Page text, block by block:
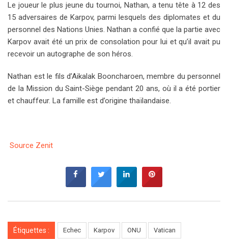
Le joueur le plus jeune du tournoi, Nathan, a tenu tête à 12 des
15 adversaires de Karpov, parmi lesquels des diplomates et du
personnel des Nations Unies. Nathan a confié que la partie avec
Karpov avait été un prix de consolation pour lui et qu’il avait pu
recevoir un autographe de son héros.
Nathan est le fils d’Aikalak Booncharoen, membre du personnel
de la Mission du Saint-Siège pendant 20 ans, où il a été portier
et chauffeur. La famille est d’origine thaïlandaise.
Source Zenit
Étiquettes : Echec Karpov ONU Vatican